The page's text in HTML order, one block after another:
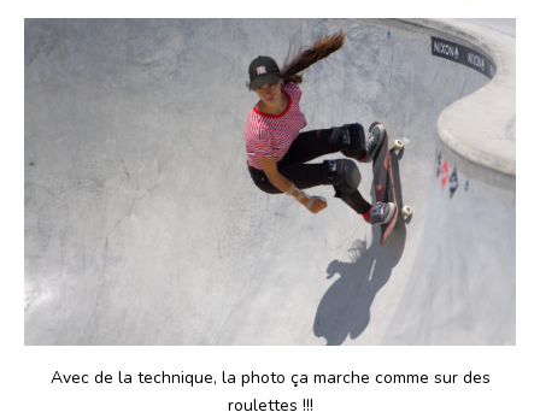
Avec de la technique, la photo ça marche comme sur des
roulettes !!!